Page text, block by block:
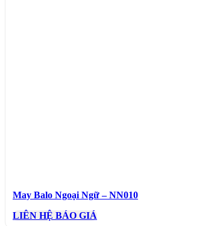
May Balo Ngoại Ngữ – NN010
LIÊN HỆ BÁO GIÁ